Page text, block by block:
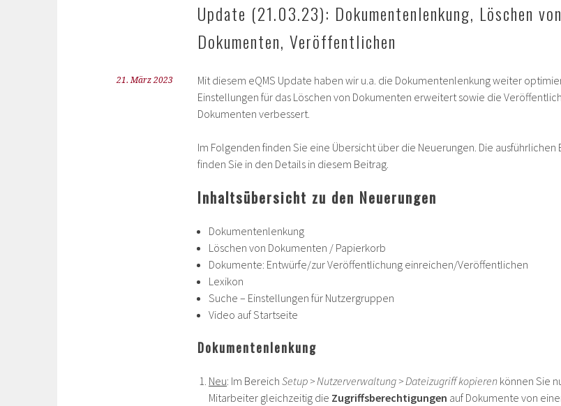
Update (21.03.23): Dokumentenlenkung, Löschen von
Dokumenten, Veröffentlichen
21. März 2023
Mit diesem eQMS Update haben wir u.a. die Dokumentenlenkung weiter
Einstellungen für das Löschen von Dokumenten erweitert sowie die
Dokumenten verbessert.
Im Folgenden finden Sie eine Übersicht über die Neuerungen. Die ausführlichen
finden Sie in den Details in diesem Beitrag.
Inhaltsübersicht zu den Neuerungen
Dokumentenlenkung
Löschen von Dokumenten / Papierkorb
Dokumente: Entwürfe/zur Veröffentlichung einreichen/Veröffentlichen
Lexikon
Suche – Einstellungen für Nutzergruppen
Video auf Startseite
Dokumentenlenkung
Neu: Im Bereich Setup > Nutzerverwaltung > Dateizugriff kopieren können Sie
Mitarbeiter gleichzeitig die Zugriffsberechtigungen auf Dokumente von